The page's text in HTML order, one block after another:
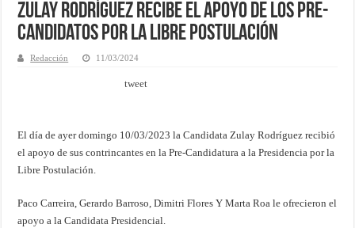
Zulay Rodríguez recibe el apoyo de los Pre-
Candidatos por la Libre Postulación
Redacción 11/03/2024
tweet
El día de ayer domingo 10/03/2023 la Candidata Zulay Rodríguez recibió
el apoyo de sus contrincantes en la Pre-Candidatura a la Presidencia por la
Libre Postulación.
Paco Carreira, Gerardo Barroso, Dimitri Flores Y Marta Roa le ofrecieron el
apoyo a la Candidata Presidencial.